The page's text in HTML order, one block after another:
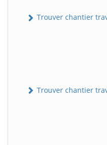
Trouver chantier
Trouver chantier